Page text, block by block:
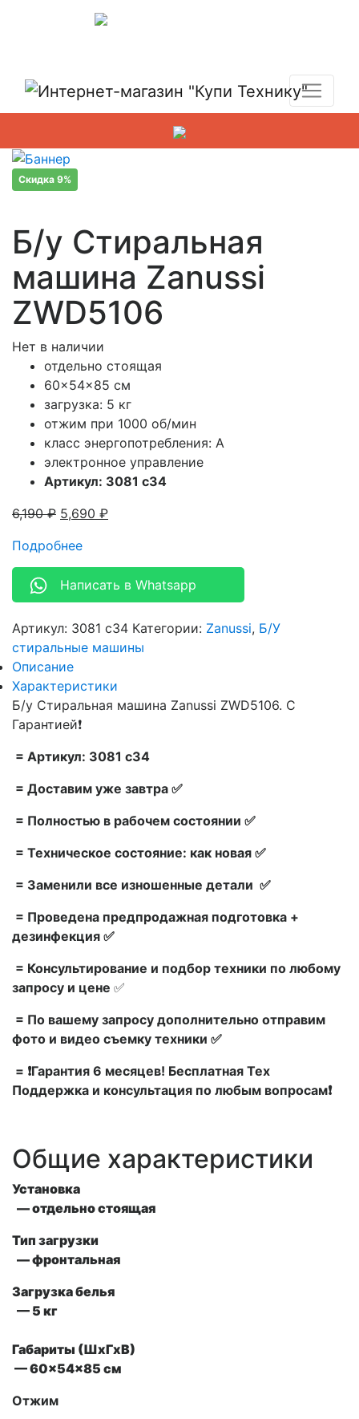
Скидка 9%
Б/у Стиральная
машина Zanussi
ZWD5106
Нет в наличии
отдельно стоящая
60x54x85 см
загрузка: 5 кг
отжим при 1000 об/мин
класс энергопотребления: A
электронное управление
Артикул: 3081 c34
6,190₽ 5,690 ₽
Подробнее
Написать в Whatsapp
Артикул: 3081 c34 Категории: Zanussi, Б/У
стиральные машины
Описание
Характеристики
Б/у Стиральная машина Zanussi ZWD5106. С
Гарантией❗
= Артикул: 3081 c34
= Доставим уже завтра ✅
= Полностью в рабочем состоянии ✅
= Техническое состояние: как новая ✅
= Заменили все изношенные детали ✅
= Проведена предпродажная подготовка +
дезинфекция ✅
= Консультирование и подбор техники по любому
запросу и цене ✅
= По вашему запросу дополнительно отправим
фото и видео съемку техники ✅
= ❗Гарантия 6 месяцев! Бесплатная Тех
Поддержка и консультация по любым вопросам❗
Общие характеристики
Установка
— отдельно стоящая
Тип загрузки
— фронтальная
Загрузка белья
— 5 кг
Габариты (ШxГxВ)
— 60x54x85 см
Отжим